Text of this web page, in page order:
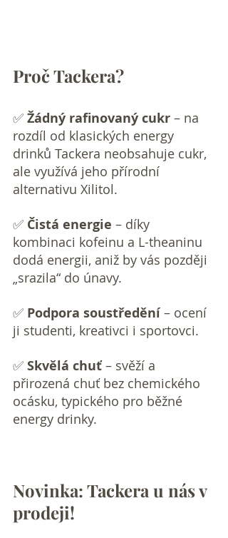
Proč Tackera?
✅ Žádný rafinovaný cukr – na
rozdíl od klasických energy
drinků Tackera neobsahuje cukr,
ale využívá jeho přírodní
alternativu Xilitol.
✅ Čistá energie – díky
kombinaci kofeinu a L-theaninu
dodá energii, aniž by vás později
„srazila“ do únavy.
✅ Podpora soustředění – ocení
ji studenti, kreativci i sportovci.
✅ Skvělá chuť – svěží a
přirozená chuť bez chemického
ocásku, typického pro běžné
energy drinky.
Novinka: Tackera u nás v
prodeji!